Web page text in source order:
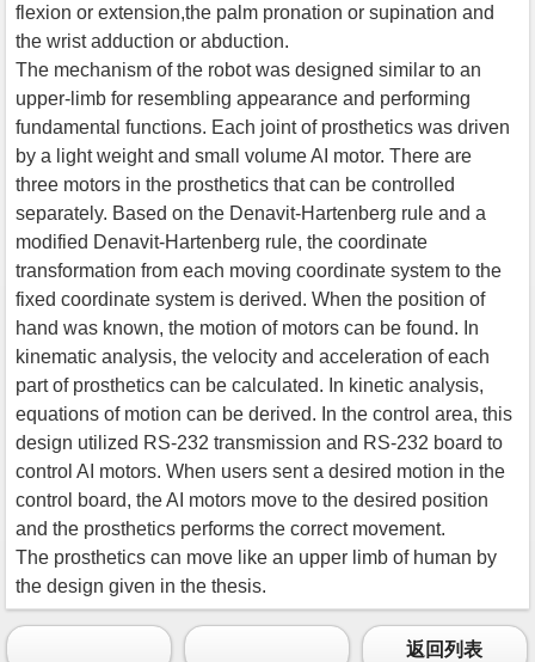
flexion or extension,the palm pronation or supination and
the wrist adduction or abduction.
The mechanism of the robot was designed similar to an
upper-limb for resembling appearance and performing
fundamental functions. Each joint of prosthetics was driven
by a light weight and small volume AI motor. There are
three motors in the prosthetics that can be controlled
separately. Based on the Denavit-Hartenberg rule and a
modified Denavit-Hartenberg rule, the coordinate
transformation from each moving coordinate system to the
fixed coordinate system is derived. When the position of
hand was known, the motion of motors can be found. In
kinematic analysis, the velocity and acceleration of each
part of prosthetics can be calculated. In kinetic analysis,
equations of motion can be derived. In the control area, this
design utilized RS-232 transmission and RS-232 board to
control AI motors. When users sent a desired motion in the
control board, the AI motors move to the desired position
and the prosthetics performs the correct movement.
The prosthetics can move like an upper limb of human by
the design given in the thesis.
返回列表